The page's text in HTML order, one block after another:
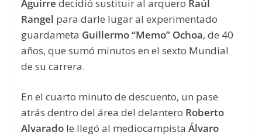
Aguirre decidió sustituir al arquero Raúl
Rangel para darle lugar al experimentado
guardameta Guillermo “Memo” Ochoa, de 40
años, que sumó minutos en el sexto Mundial
de su carrera.
En el cuarto minuto de descuento, un pase
atrás dentro del área del delantero Roberto
Alvarado le llegó al mediocampista Álvaro